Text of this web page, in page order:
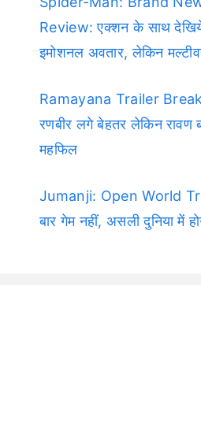
Review: एक्शन के साथ
इमोशनल अवतार, लेकिन
Ramayana Trailer
रणबीर लगे बेहतर लेकिन रावण
महफिल
Jumanji: Open World
बार गेम नहीं, असली दुनिया में